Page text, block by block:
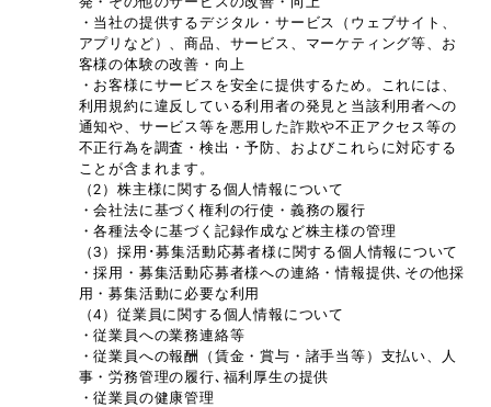
・当社の提供するデジタル・サービス（ウェブサイト、
アプリなど）、商品、サービス、マーケティング等、お
客様の体験の改善・向上
・お客様にサービスを安全に提供するため。これには、
利用規約に違反している利用者の発見と当該利用者への
通知や、サービス等を悪用した詐欺や不正アクセス等の
不正行為を調査・検出・予防、およびこれらに対応する
ことが含まれます。
（2）株主様に関する個人情報について
・会社法に基づく権利の行使・義務の履行
・各種法令に基づく記録作成など株主様の管理
（3）採用･募集活動応募者様に関する個人情報について
・採用・募集活動応募者様への連絡・情報提供､その他採
用・募集活動に必要な利用
（4）従業員に関する個人情報について
・従業員への業務連絡等
・従業員への報酬（賃金・賞与・諸手当等）支払い、人
事・労務管理の履行､福利厚生の提供
・従業員の健康管理